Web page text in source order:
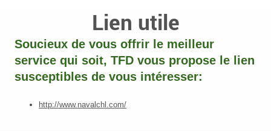
Lien utile
Soucieux de vous offrir le meilleur
service qui soit, TFD vous propose le lien
susceptibles de vous intéresser:
http://www.navalchl.com/